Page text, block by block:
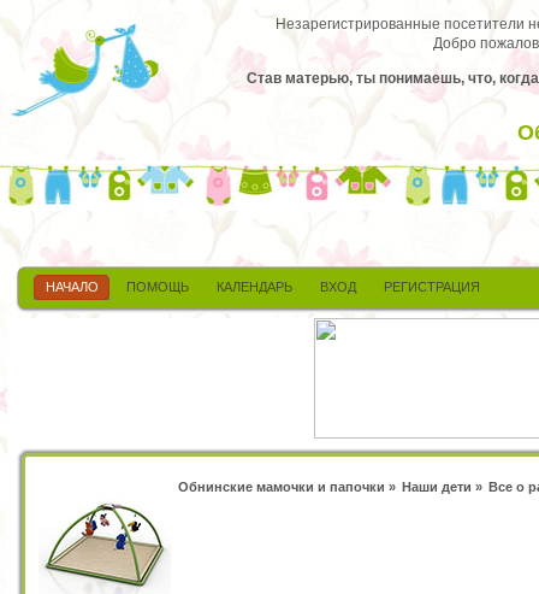
Незарегистрированные посетители
Добро
Став матерью, ты понимаешь, что,
НАЧАЛО ПОМОЩЬ КАЛЕНДАРЬ ВХОД РЕГИСТРАЦИЯ
Обнинские мамочки и папочки » Наши дети » Все о